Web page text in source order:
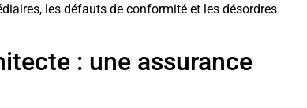
les défauts de conformité et les désordres
: une assurance